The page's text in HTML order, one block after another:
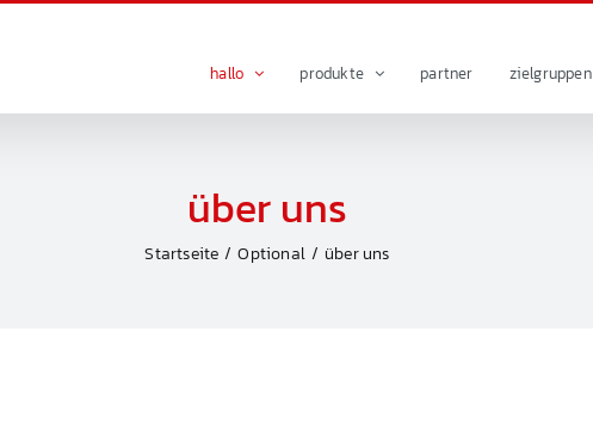
hallo produkte partner zielgruppen
über uns
Startseite Optional über uns